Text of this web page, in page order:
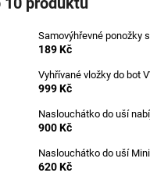
Samovýhřevné ponožky
189 Kč
Vyhřívané vložky do bot
999 Kč
Naslouchátko do uší
900 Kč
Naslouchátko do uší
620 Kč
PONOŽKY S